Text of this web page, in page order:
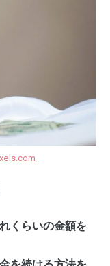
くらいの金額を